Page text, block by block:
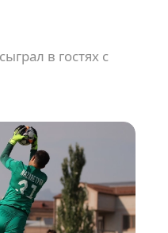
в гостях с